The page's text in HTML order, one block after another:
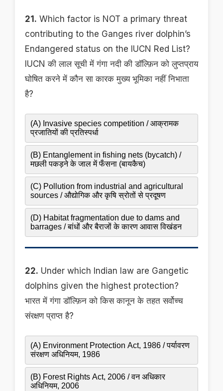
21. Which factor is NOT a primary threat
contributing to the Ganges river dolphin’s
Endangered status on the IUCN Red List?
IUCN की लाल सूची में गंगा नदी की डॉल्फ़िन को लुप्तप्राय
घोषित करने में कौन सा कारक मुख्य भूमिका नहीं निभाता
है?
(A) Invasive species competition / आक्रामक
प्रजातियों की प्रतिस्पर्धा
(B) Entanglement in fishing nets (bycatch) /
मछली पकड़ने के जाल में फँसना (बायकैच)
(C) Pollution from industrial and agricultural
sources / औद्योगिक और कृषि स्रोतों से प्रदूषण
(D) Habitat fragmentation due to dams and
barrages / बांधों और बैराजों के कारण आवास विखंडन
22. Under which Indian law are Gangetic
dolphins given the highest protection?
भारत में गंगा डॉल्फ़िन को किस कानून के तहत सर्वोच्च
संरक्षण प्राप्त है?
(A) Environment Protection Act, 1986 / पर्यावरण
संरक्षण अधिनियम, 1986
(B) Forest Rights Act, 2006 / वन अधिकार
अधिनियम, 2006